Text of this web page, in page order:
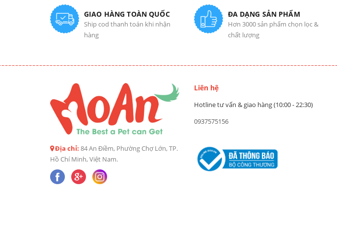
GIAO HÀNG TOÀN QUỐC
Ship cod thanh toán khi nhận
hàng
ĐA DẠNG SẢN PHẨM
Hơn 3000 sản phẩm chọn lọc &
chất lượng
Địa chỉ: 84 An Điềm, Phường Chợ Lớn, TP.
Hồ Chí Minh, Việt Nam.
Liên hệ
Hotline tư vấn & giao hàng (10:00 - 22:30)
0937575156